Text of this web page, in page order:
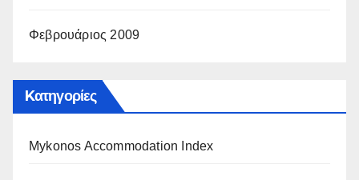
Φεβρουάριος 2009
Kατηγορίες
Mykonos Accommodation Index